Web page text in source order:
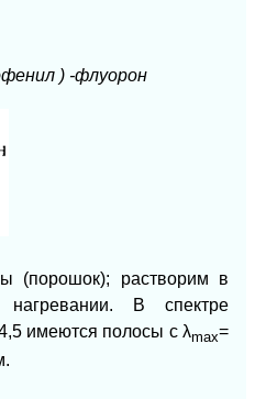
) -флуорон
(порошок); растворим в
В спектре
имеются полосы с λmах=